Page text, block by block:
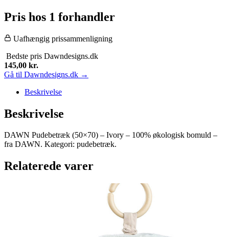
Pris hos 1 forhandler
Uafhængig prissammenligning
Bedste pris Dawndesigns.dk
145,00 kr.
Gå til Dawndesigns.dk →
Beskrivelse
Beskrivelse
DAWN Pudebetræk (50×70) – Ivory – 100% økologisk bomuld –
fra DAWN. Kategori: pudebetræk.
Relaterede varer